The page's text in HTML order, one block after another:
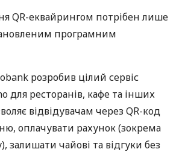
QR-еквайрингом потрібен лише
програмним
розробив цілий сервіс
для ресторанів, кафе та інших
відвідувачам через QR-код
оплачувати рахунок (зокрема
залишати чайові та відгуки без